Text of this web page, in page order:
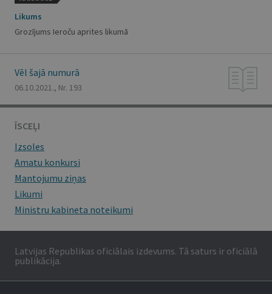
Likums
Grozījums Ieroču aprites likumā
Vēl šajā numurā
06.10.2021., Nr. 193
ĪSCEĻI
Izsoles
Amatu konkursi
Mantojumu ziņas
Likumi
Ministru kabineta noteikumi
Latvijas Republikas oficiālais izdevums. Tā saturs ir oficiālā
publikācija.